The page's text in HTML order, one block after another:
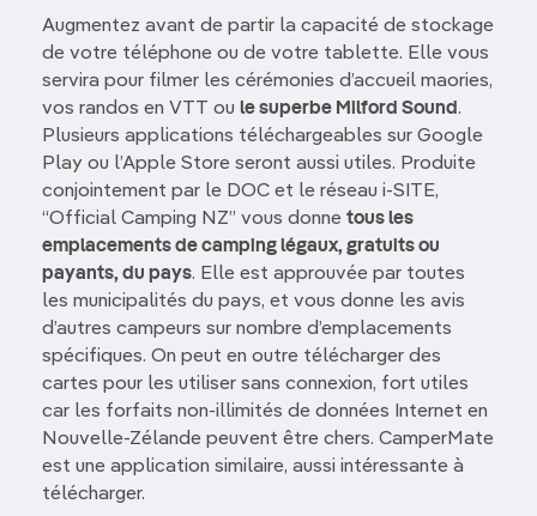
Augmentez avant de partir la capacité de stockage
de votre téléphone ou de votre tablette. Elle vous
servira pour filmer les cérémonies d’accueil maories,
vos randos en VTT ou le superbe Milford Sound.
Plusieurs applications téléchargeables sur Google
Play ou l’Apple Store seront aussi utiles. Produite
conjointement par le DOC et le réseau i-SITE,
“Official Camping NZ” vous donne tous les
emplacements de camping légaux, gratuits ou
payants, du pays. Elle est approuvée par toutes
les municipalités du pays, et vous donne les avis
d’autres campeurs sur nombre d’emplacements
spécifiques. On peut en outre télécharger des
cartes pour les utiliser sans connexion, fort utiles
car les forfaits non-illimités de données Internet en
Nouvelle-Zélande peuvent être chers. CamperMate
est une application similaire, aussi intéressante à
télécharger.